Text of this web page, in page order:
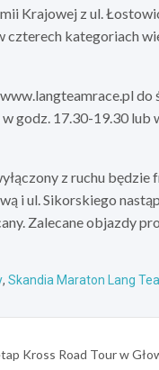
Krajowej z ul.
czterech kategoriach
do
godz. 17.30-19.30 lub
z ruchu będzie
i ul. Sikorskiego
Zalecane objazdy
, Skandia Maraton Lang
Kross Road Tour w